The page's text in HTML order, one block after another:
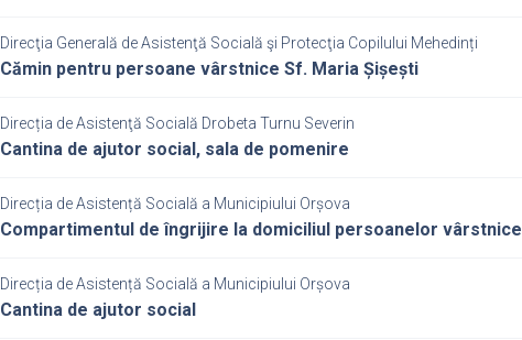
Direcţia Generală de Asistenţă Socială şi Protecţia Copilului Mehedinți
Cămin pentru persoane vârstnice Sf. Maria Șișești
Direcția de Asistenţă Socială Drobeta Turnu Severin
Cantina de ajutor social, sala de pomenire
Direcția de Asistență Socială a Municipiului Orșova
Compartimentul de îngrijire la domiciliul persoanelor vârstnice
Direcția de Asistență Socială a Municipiului Orșova
Cantina de ajutor social